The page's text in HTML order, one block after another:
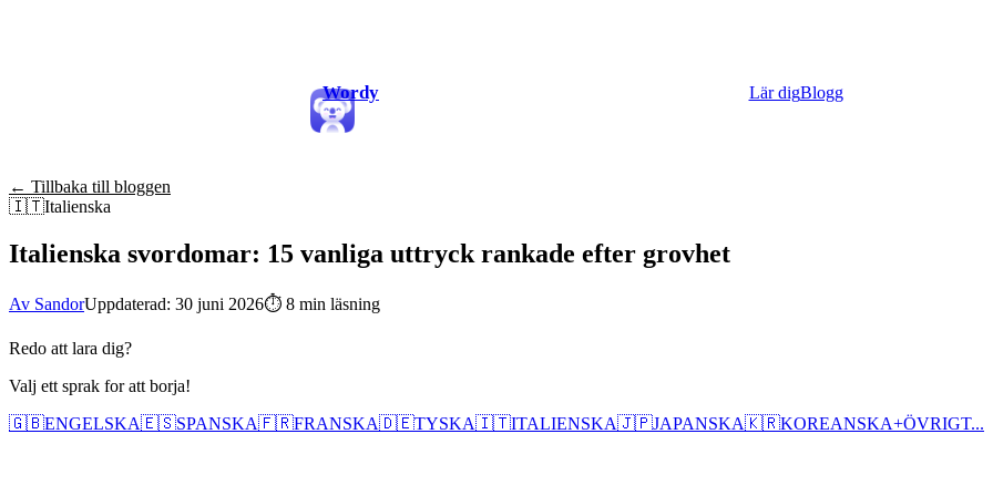
Wordy Lär digBlogg
← Tillbaka till bloggen
🇮🇹Italienska
Italienska svordomar: 15 vanliga uttryck rankade efter grovhet
Av SandorUppdaterad: 30 juni 2026⏱ 8 min läsning
Redo att lara dig?
Valj ett sprak for att borja!
🇬🇧ENGELSKA🇪🇸SPANSKA🇫🇷FRANSKA🇩🇪TYSKA🇮🇹ITALIENSKA🇯🇵JAPANSKA🇰🇷KOREANSKA+ÖVRIGT...